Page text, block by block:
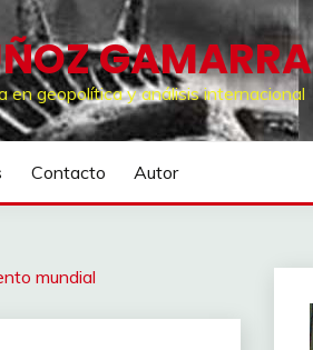
GAMARRA
en geopolítica y análisis internacional
Contacto Autor
mundial